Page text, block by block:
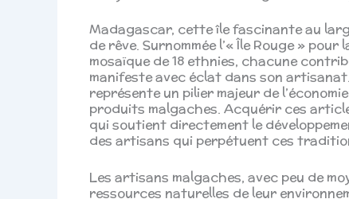
Madagascar, cette île fascinante au
de rêve. Surnommée l’« Île Rouge »
mosaïque de 18 ethnies, chacune
manifeste avec éclat dans son
représente un pilier majeur de
produits malgaches. Acquérir ces
qui soutient directement le
des artisans qui perpétuent ces
Les artisans malgaches, avec peu de
ressources naturelles de leur